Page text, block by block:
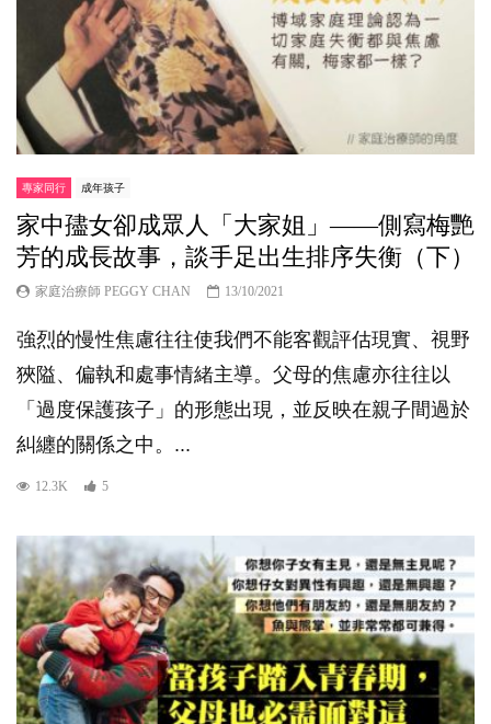
專家同行 成年孩子
家中孻女卻成眾人「大家姐」——側寫梅艷
芳的成長故事，談手足出生排序失衡（下）
家庭治療師 PEGGY CHAN 13/10/2021
強烈的慢性焦慮往往使我們不能客觀評估現實、視野
狹隘、偏執和處事情緒主導。父母的焦慮亦往往以
「過度保護孩子」的形態出現，並反映在親子間過於
糾纏的關係之中。...
12.3K 5